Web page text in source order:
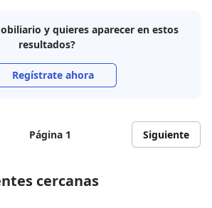
y quieres aparecer en estos
resultados?
Regístrate ahora
Página 1 Siguiente
cercanas